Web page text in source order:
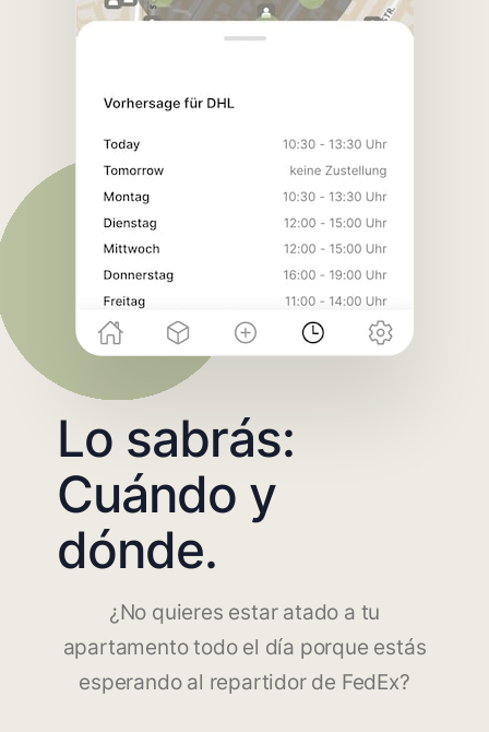
Lo sabrás:
Cuándo y
dónde.
¿No quieres estar atado a tu
apartamento todo el día porque estás
esperando al repartidor de FedEx?